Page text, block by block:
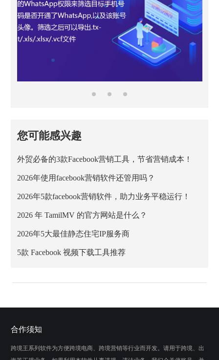
您可能感兴趣
外贸必备的3款Facebook营销工具，节省营销成本！
2026年使用facebook营销软件还管用吗？
2026年5款facebook营销软件，助力业务平稳运行！
2026 年 TamilMV 的官方网站是什么？
2026年5大最佳静态住宅IP服务商
5款 Facebook 视频下载工具推荐
合作须知
跨境王系列软件为方便跨境电商、跨境营销等行业而开发。请用于跨境、出